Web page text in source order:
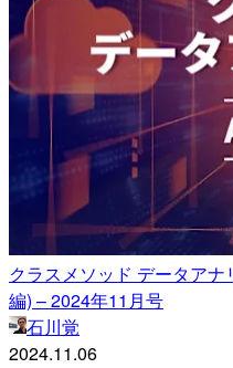
クラスメソッド データア
編) – 2024年11月号
石川覚
2024.11.06